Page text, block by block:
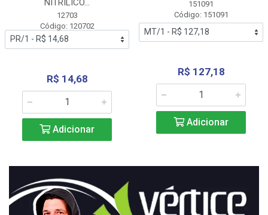
NITRÍLICO...
12703
Código: 120702
R$ 14,68
Adicionar
151091
Código: 151091
R$ 127,18
Adicionar